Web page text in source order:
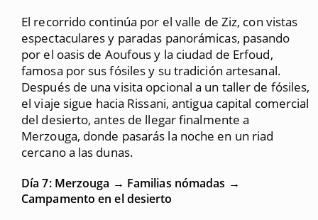
El recorrido continúa por el valle de Ziz, con vistas
espectaculares y paradas panorámicas, pasando
por el oasis de Aoufous y la ciudad de Erfoud,
famosa por sus fósiles y su tradición artesanal.
Después de una visita opcional a un taller de fósiles,
el viaje sigue hacia Rissani, antigua capital comercial
del desierto, antes de llegar finalmente a
Merzouga, donde pasarás la noche en un riad
cercano a las dunas.
Día 7: Merzouga → Familias nómadas →
Campamento en el desierto